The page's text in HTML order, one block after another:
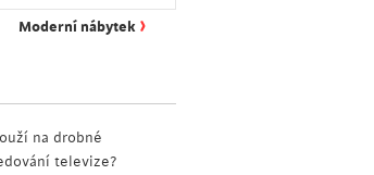
Moderní nábytek ›
na drobné
televize?